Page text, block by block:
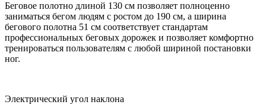
Беговое полотно длиной 130 см позволяет полноценно
заниматься бегом людям с ростом до 190 см, а ширина
бегового полотна 51 см соответствует стандартам
профессиональных беговых дорожек и позволяет комфортно
тренироваться пользователям с любой шириной постановки
ног.
Электрический угол наклона